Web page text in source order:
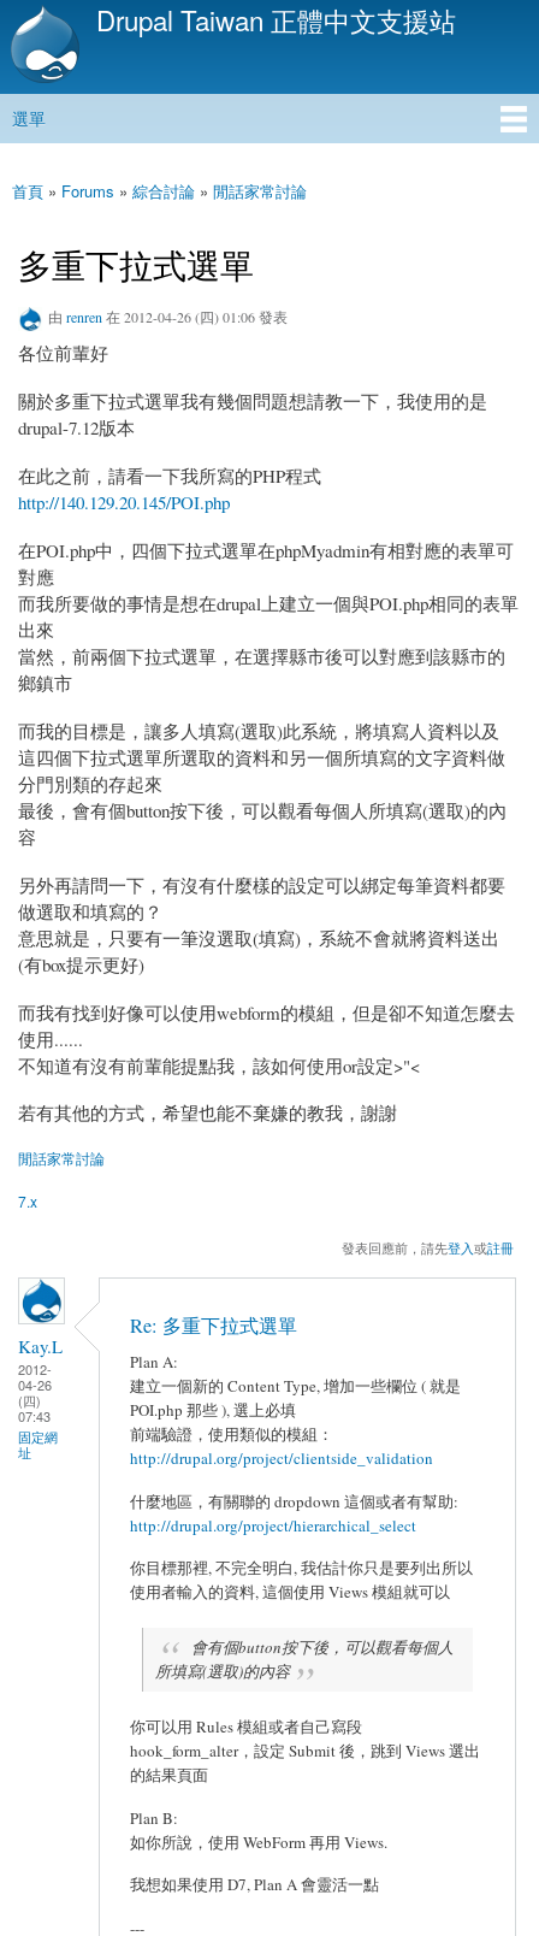
移
內
Drupal Taiwan 正體中文支援站
主選單
選單
您在這裡
首頁 » Forums » 綜合討論 » 閒話家常討論
多重下拉式選單
由 renren 在 2012-04-26 (四) 01:06 發表
各位前輩好
關於多重下拉式選單我有幾個問題想請教一下，我使用的是
drupal-7.12版本
在此之前，請看一下我所寫的PHP程式
http://140.129.20.145/POI.php
在POI.php中，四個下拉式選單在phpMyadmin有相對應的表單可
對應
而我所要做的事情是想在drupal上建立一個與POI.php相同的表單
出來
當然，前兩個下拉式選單，在選擇縣市後可以對應到該縣市的
鄉鎮市
而我的目標是，讓多人填寫(選取)此系統，將填寫人資料以及
這四個下拉式選單所選取的資料和另一個所填寫的文字資料做
分門別類的存起來
最後，會有個button按下後，可以觀看每個人所填寫(選取)的內
容
另外再請問一下，有沒有什麼樣的設定可以綁定每筆資料都要
做選取和填寫的？
意思就是，只要有一筆沒選取(填寫)，系統不會就將資料送出
(有box提示更好)
而我有找到好像可以使用webform的模組，但是卻不知道怎麼去
使用......
不知道有沒有前輩能提點我，該如何使用or設定>"<
若有其他的方式，希望也能不棄嫌的教我，謝謝
閒話家常討論
7.x
發表回應前，請先登入或註冊
Kay.L
2012-
04-26
(四)
07:43
固定網
址
Re: 多重下拉式選單
Plan A:
建立一個新的 Content Type, 增加一些欄位 ( 就是
POI.php 那些 ), 選上必填
前端驗證，使用類似的模組：
http://drupal.org/project/clientside_validation
什麼地區，有關聯的 dropdown 這個或者有幫助:
http://drupal.org/project/hierarchical_select
你目標那裡, 不完全明白, 我估計你只是要列出所以
使用者輸入的資料, 這個使用 Views 模組就可以
會有個button按下後，可以觀看每個人
所填寫(選取)的內容
你可以用 Rules 模組或者自己寫段
hook_form_alter，設定 Submit 後，跳到 Views 選出
的結果頁面
Plan B:
如你所說，使用 WebForm 再用 Views.
我想如果使用 D7, Plan A 會靈活一點
---